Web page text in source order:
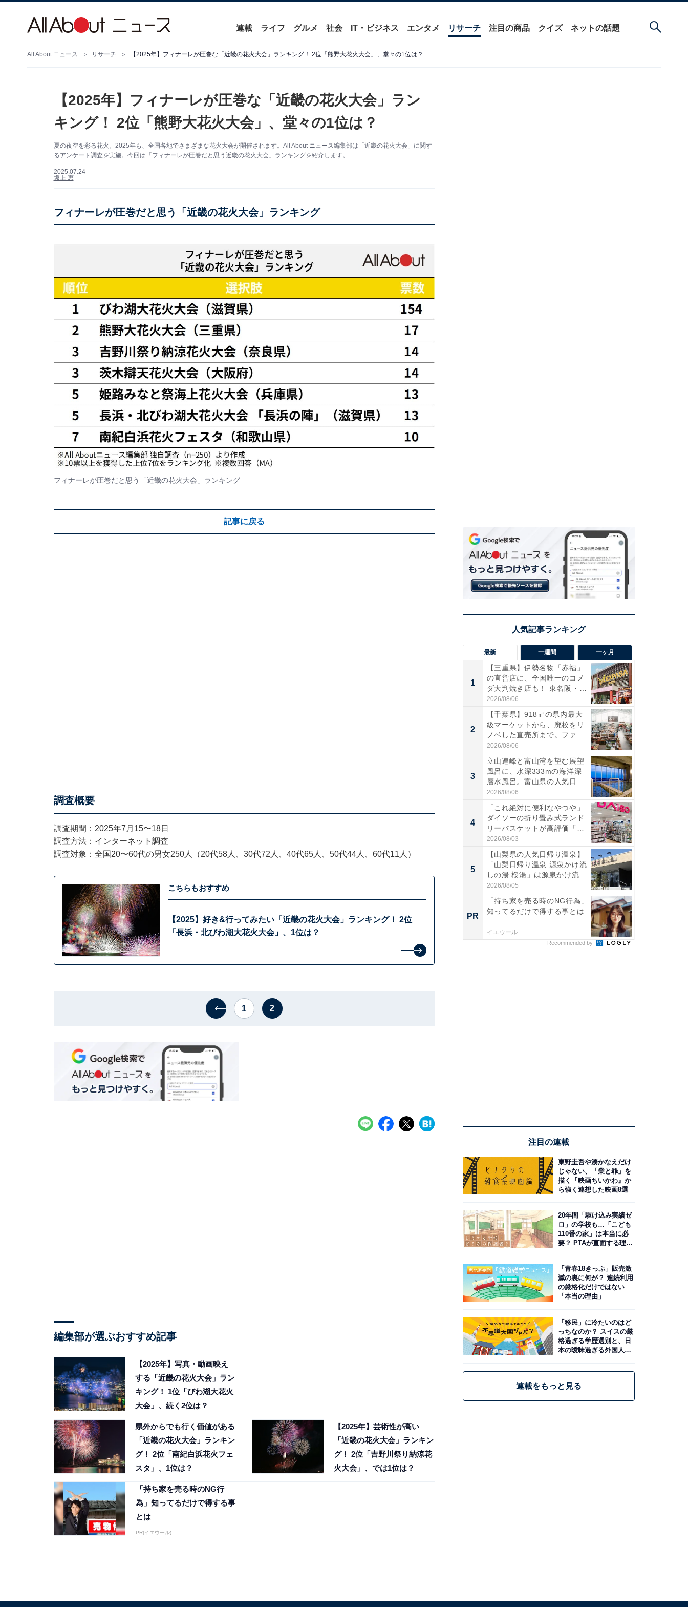
連載 ライフ グルメ 社会 IT・ビジネス エンタメ リサーチ 注目の商品 クイズ ネットの話題
All About ニュース リサーチ 【2025年】フィナーレが圧巻な「近畿の花火大会」ランキング！ 2位「熊野大花火大会」、堂々の1位は？
【2025年】フィナーレが圧巻な「近畿の花火大会」ラン
キング！ 2位「熊野大花火大会」、堂々の1位は？
夏の夜空を彩る花火。2025年も、全国各地でさまざまな花火大会が開催されます。All About ニュース編集部は「近畿の花火大会」に関す
るアンケート調査を実施。今回は「フィナーレが圧巻だと思う近畿の花火大会」ランキングを紹介します。
2025.07.24
坂上 恵
フィナーレが圧巻だと思う「近畿の花火大会」ランキング
フィナーレが圧巻だと思う「近畿の花火大会」ランキング
記事に戻る
調査概要
調査期間：2025年7月15〜18日
調査方法：インターネット調査
調査対象：全国20〜60代の男女250人（20代58人、30代72人、40代65人、50代44人、60代11人）
こちらもおすすめ
【2025】好き&行ってみたい「近畿の花火大会」ランキング！ 2位
「長浜・北びわ湖大花火大会」、1位は？
1 2
編集部が選ぶおすすめ記事
【2025年】写真・動画映え
する「近畿の花火大会」ラン
キング！ 1位「びわ湖大花火
大会」、続く2位は？
県外からでも行く価値がある
「近畿の花火大会」ランキン
グ！ 2位「南紀白浜花火フェ
スタ」、1位は？
【2025年】芸術性が高い
「近畿の花火大会」ランキン
グ！ 2位「吉野川祭り納涼花
火大会」、では1位は？
「持ち家を売る時のNG行
為」知ってるだけで得する事
とは
PR(イエウール)
最新 一週間 一ヶ月
1
【三重県】伊勢名物「赤福」
の直営店に、全国唯一のコメ
ダ大判焼き店も！ 東名阪・
伊...
2026/08/06
2
【千葉県】918㎡の県内最大
級マーケットから、廃校をリ
ノベした直売所まで。ファ
ー...
2026/08/06
3
立山連峰と富山湾を望む展望
風呂に、水深333mの海洋深
層水風呂。富山県の人気日
帰...
2026/08/06
4
「これ絶対に便利なやつや」
ダイソーの折り畳み式ランド
リーバスケットが高評価「使
わ...
2026/08/03
5
【山梨県の人気日帰り温泉】
「山梨日帰り温泉 源泉かけ流
しの湯 桜湯」は源泉かけ流...
2026/08/05
PR
「持ち家を売る時のNG行為」
知ってるだけで得する事とは
イエウール
Recommended by
注目の連載
東野圭吾や湊かなえだけ
じゃない、「業と罪」を
描く『映画ちいかわ』か
ら強く連想した映画8選
20年間「駆け込み実績ゼ
ロ」の学校も…「こども
110番の家」は本当に必
要？ PTAが直面する理想
「青春18きっぷ」販売激
減の裏に何が？ 連続利用
の厳格化だけではない
「本当の理由」
「移民」に冷たいのはど
っちなのか？ スイスの厳
格過ぎる学歴選別と、日
本の曖昧過ぎる外国人政
連載をもっと見る